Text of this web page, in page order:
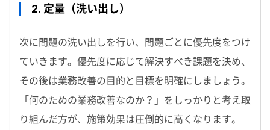
2. 定量（洗い出し）
次に問題の洗い出しを行い、問題ごとに優先度をつけ
ていきます。優先度に応じて解決すべき課題を決め、
その後は業務改善の目的と目標を明確にしましょう。
「何のための業務改善なのか？」をしっかりと考え取
り組んだ方が、施策効果は圧倒的に高くなります。